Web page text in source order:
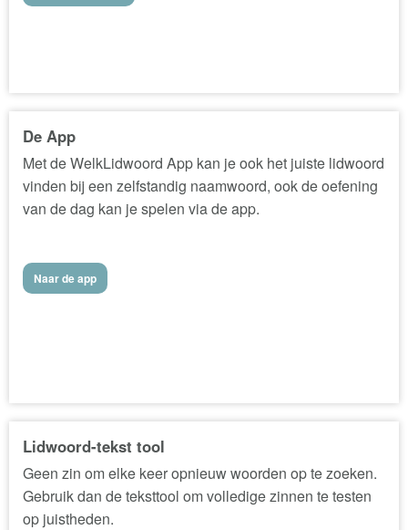
De App
Met de WelkLidwoord App kan je ook het juiste lidwoord
vinden bij een zelfstandig naamwoord, ook de oefening
van de dag kan je spelen via de app.
Naar de app
Lidwoord-tekst tool
Geen zin om elke keer opnieuw woorden op te zoeken.
Gebruik dan de teksttool om volledige zinnen te testen
op juistheden.